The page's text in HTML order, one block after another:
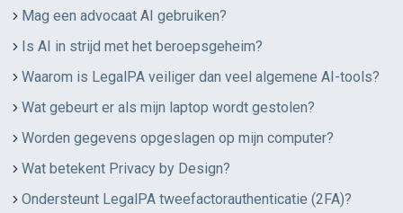
Mag een advocaat AI gebruiken?
Is AI in strijd met het beroepsgeheim?
Waarom is LegalPA veiliger dan veel algemene AI-tools?
Wat gebeurt er als mijn laptop wordt gestolen?
Worden gegevens opgeslagen op mijn computer?
Wat betekent Privacy by Design?
Ondersteunt LegalPA tweefactorauthenticatie (2FA)?